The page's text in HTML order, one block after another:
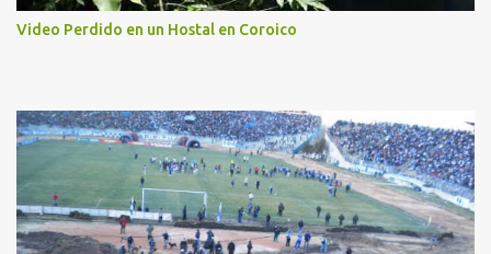
Video Perdido en un Hostal en Coroico